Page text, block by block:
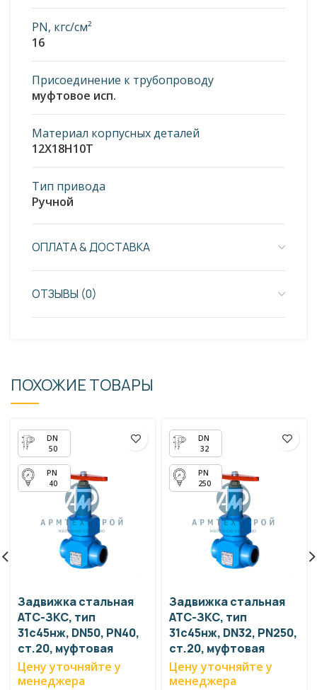
PN, кгс/см²
16
Присоединение к трубопроводу
муфтовое исп.
Материал корпусных деталей
12Х18Н10Т
Тип привода
Ручной
ОПЛАТА & ДОСТАВКА
ОТЗЫВЫ (0)
ПОХОЖИЕ ТОВАРЫ
50
40
Задвижка стальная
АТС-ЗКС, тип
31с45нж, DN50, PN40,
ст.20, муфтовая
Цену уточняйте у
менеджера
32
250
Задвижка стальная
АТС-ЗКС, тип
31с45нж, DN32, PN250,
ст.20, муфтовая
Цену уточняйте у
менеджера